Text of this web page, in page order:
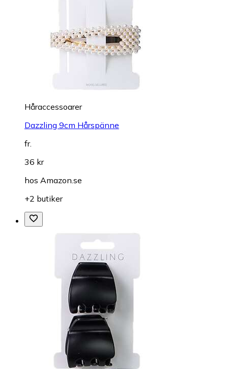
Håraccessoarer
Dazzling 9cm Hårspänne
fr.
36 kr
hos Amazon.se
+2 butiker